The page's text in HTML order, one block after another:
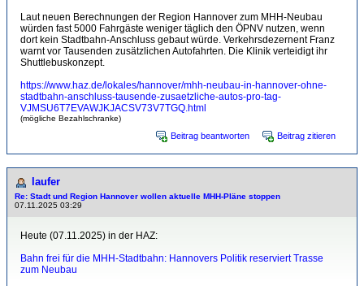
Laut neuen Berechnungen der Region Hannover zum MHH-Neubau
würden fast 5000 Fahrgäste weniger täglich den ÖPNV nutzen, wenn
dort kein Stadtbahn-Anschluss gebaut würde. Verkehrsdezernent Franz
warnt vor Tausenden zusätzlichen Autofahrten. Die Klinik verteidigt ihr
Shuttlebuskonzept.
https://www.haz.de/lokales/hannover/mhh-neubau-in-hannover-ohne-
stadtbahn-anschluss-tausende-zusaetzliche-autos-pro-tag-
VJMSU6T7EVAWJKJACSV73V7TGQ.html
(mögliche Bezahlschranke)
Beitrag beantworten Beitrag zitieren
laufer
Re: Stadt und Region Hannover wollen aktuelle MHH-Pläne stoppen
07.11.2025 03:29
Heute (07.11.2025) in der HAZ:
Bahn frei für die MHH-Stadtbahn: Hannovers Politik reserviert Trasse
zum Neubau